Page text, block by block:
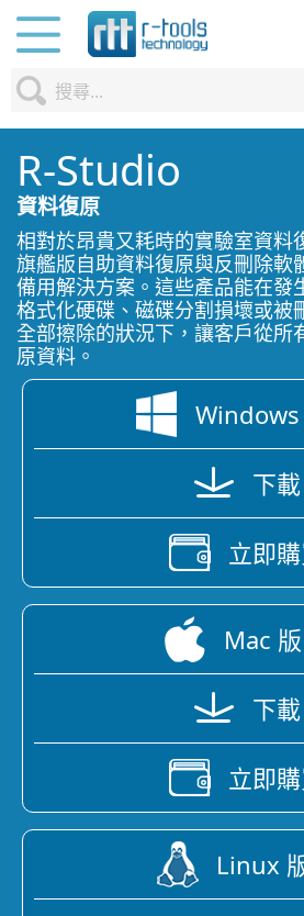
R-Studio
資料復原
相對於昂貴又耗時的實驗室資料
旗艦版自助資料復原與反刪除軟
備用解決方案。這些產品能在發
格式化硬碟、磁碟分割損壞或被
全部擦除的狀況下，讓客戶從所
原資料。
Windows
下載
立即
Mac 版
下載
立即
Linux